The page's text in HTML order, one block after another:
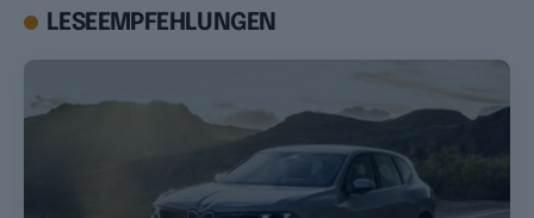
LESEEMPFEHLUNGEN